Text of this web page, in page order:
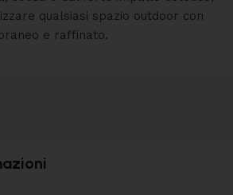
qualsiasi spazio outdoor con
e raffinato.